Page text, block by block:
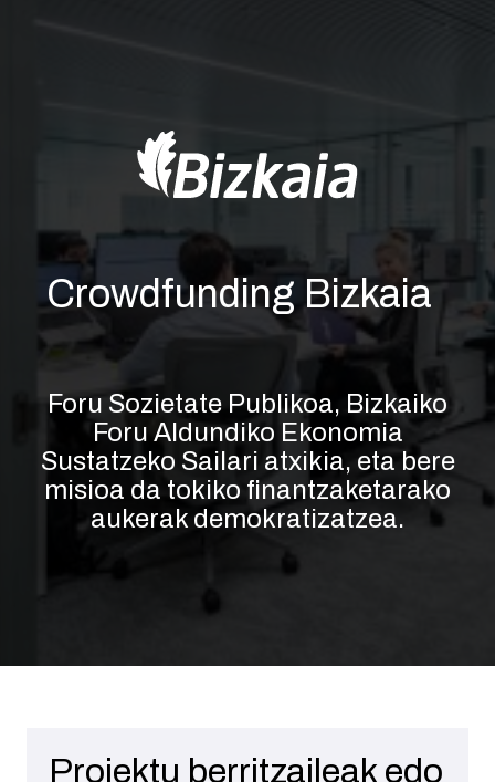
Crowdfunding Bizkaia
Foru Sozietate Publikoa, Bizkaiko
Foru Aldundiko Ekonomia
Sustatzeko Sailari atxikia, eta bere
misioa da tokiko finantzaketarako
aukerak demokratizatzea.
Proiektu berritzaileak edo